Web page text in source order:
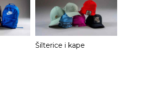
Šilterice i kape